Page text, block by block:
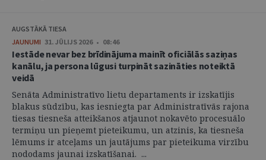
AUGSTĀKĀ TIESA
JAUNUMI 31. JŪLIJS 2026 • 08:46
Iestāde nevar bez brīdinājuma mainīt oficiālās saziņas
kanālu, ja persona lūgusi turpināt sazināties noteiktā
veidā
Senāta Administratīvo lietu departaments ir izskatījis
blakus sūdzību, kas iesniegta par Administratīvās rajona
tiesas tiesneša atteikšanos atjaunot nokavēto procesuālo
termiņu un pieņemt pieteikumu, un atzinis, ka tiesneša
lēmums ir atceļams un jautājums par pieteikuma virzību
nododams jaunai izskatīšanai. ...